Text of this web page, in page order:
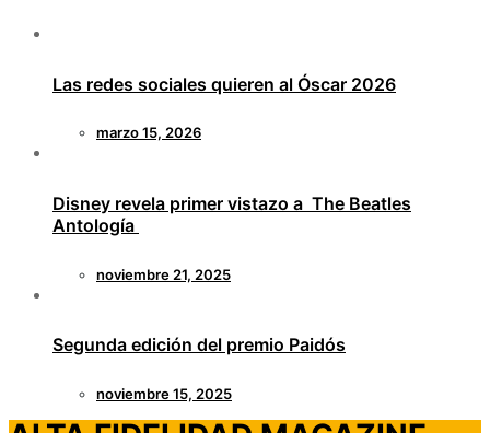
Las redes sociales quieren al Óscar 2026
marzo 15, 2026
Disney revela primer vistazo a The Beatles
Antología
noviembre 21, 2025
Segunda edición del premio Paidós
noviembre 15, 2025